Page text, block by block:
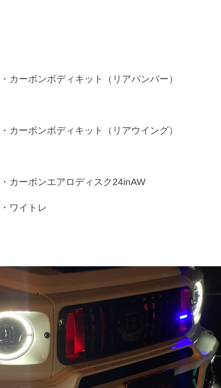
・カーボンボディキット（リアバンパー）
・カーボンボディキット（リアウイング）
・カーボンエアロディスク24inAW
・ワイトレ